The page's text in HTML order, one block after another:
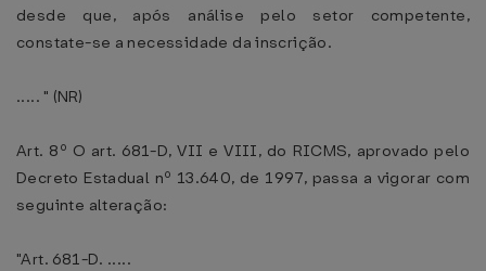
desde que, após análise pelo setor competente,
constate-se a necessidade da inscrição.
..... " (NR)
Art. 8º O art. 681-D, VII e VIII, do RICMS, aprovado pelo
Decreto Estadual nº 13.640, de 1997, passa a vigorar com
seguinte alteração:
"Art. 681-D. .....